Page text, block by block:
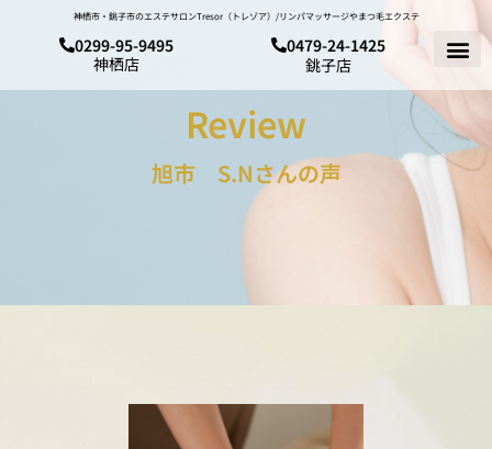
神栖市・銚子市のエステサロンTresor（トレゾア）/リンパマッサージやまつ毛エクステ
0299-95-9495
神栖店
0479-24-1425
銚子店
Review
旭市 S.Nさんの声